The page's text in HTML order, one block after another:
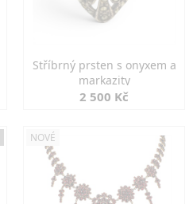
Stříbrný prsten s onyxem a
markazity
2 500 Kč
NOVÉ